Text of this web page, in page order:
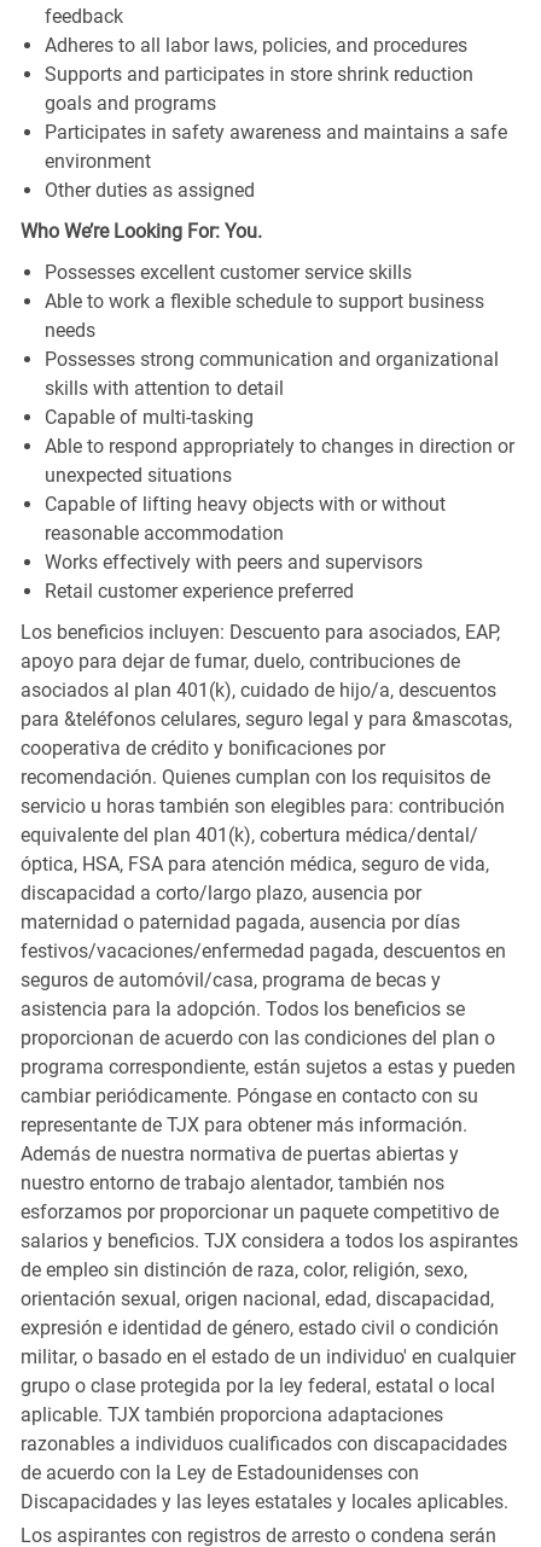
feedback
Adheres to all labor laws, policies, and procedures
Supports and participates in store shrink reduction
goals and programs
Participates in safety awareness and maintains a safe
environment
Other duties as assigned
Who We’re Looking For: You.
Possesses excellent customer service skills
Able to work a flexible schedule to support business
needs
Possesses strong communication and organizational
skills with attention to detail
Capable of multi-tasking
Able to respond appropriately to changes in direction or
unexpected situations
Capable of lifting heavy objects with or without
reasonable accommodation
Works effectively with peers and supervisors
Retail customer experience preferred
Los beneficios incluyen: Descuento para asociados, EAP,
apoyo para dejar de fumar, duelo, contribuciones de
asociados al plan 401(k), cuidado de hijo/a, descuentos
para &teléfonos celulares, seguro legal y para &mascotas,
cooperativa de crédito y bonificaciones por
recomendación. Quienes cumplan con los requisitos de
servicio u horas también son elegibles para: contribución
equivalente del plan 401(k), cobertura médica/dental/
óptica, HSA, FSA para atención médica, seguro de vida,
discapacidad a corto/largo plazo, ausencia por
maternidad o paternidad pagada, ausencia por días
festivos/vacaciones/enfermedad pagada, descuentos en
seguros de automóvil/casa, programa de becas y
asistencia para la adopción. Todos los beneficios se
proporcionan de acuerdo con las condiciones del plan o
programa correspondiente, están sujetos a estas y pueden
cambiar periódicamente. Póngase en contacto con su
representante de TJX para obtener más información.
Además de nuestra normativa de puertas abiertas y
nuestro entorno de trabajo alentador, también nos
esforzamos por proporcionar un paquete competitivo de
salarios y beneficios. TJX considera a todos los aspirantes
de empleo sin distinción de raza, color, religión, sexo,
orientación sexual, origen nacional, edad, discapacidad,
expresión e identidad de género, estado civil o condición
militar, o basado en el estado de un individuo' en cualquier
grupo o clase protegida por la ley federal, estatal o local
aplicable. TJX también proporciona adaptaciones
razonables a individuos cualificados con discapacidades
de acuerdo con la Ley de Estadounidenses con
Discapacidades y las leyes estatales y locales aplicables.
Los aspirantes con registros de arresto o condena serán